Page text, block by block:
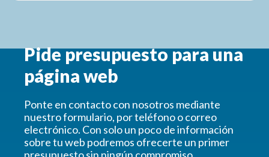
Pide presupuesto para una
página web
Ponte en contacto con nosotros mediante
nuestro formulario, por teléfono o correo
electrónico. Con solo un poco de información
sobre tu web podremos ofrecerte un primer